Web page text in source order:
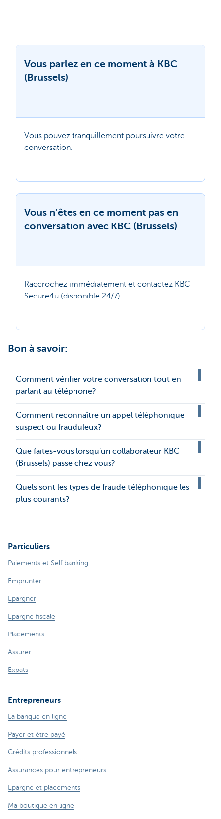
Vous parlez en ce moment à KBC
(Brussels)
Vous pouvez tranquillement poursuivre votre
conversation.
Vous n’êtes en ce moment pas en
conversation avec KBC (Brussels)
Raccrochez immédiatement et contactez KBC
Secure4u (disponible 24/7).
Bon à savoir:
Comment vérifier votre conversation tout en
parlant au téléphone?
Comment reconnaître un appel téléphonique
suspect ou frauduleux?
Que faites-vous lorsqu'un collaborateur KBC
(Brussels) passe chez vous?
Quels sont les types de fraude téléphonique les
plus courants?
Particuliers
Paiements et Self banking
Emprunter
Epargner
Epargne fiscale
Placements
Assurer
Expats
Entrepreneurs
La banque en ligne
Payer et être payé
Crédits professionnels
Assurances pour entrepreneurs
Epargne et placements
Ma boutique en ligne